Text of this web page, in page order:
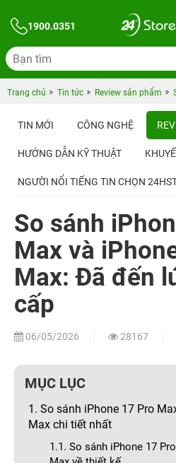
1900.0351
Trang chủ Tin tức Review sản phẩm
TIN MỚI CÔNG NGHỆ
HƯỚNG DẪN KỸ THUẬT
NGƯỜI NỔI TIẾNG TIN CHỌN
So sánh
Max và
Max: Đã đến
cấp
06/05/2026 28167
MỤC LỤC
1. So sánh iPhone 17 Pro
Max chi tiết nhất
1.1. So sánh iPhone 17